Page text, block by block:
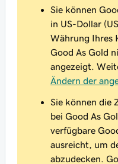
Sie können
in US-Dollar
Währung Ihres
Good As Gold
angezeigt.
Ändern der
Sie können die
bei Good As
verfügbare
ausreicht, um
abzudecken.